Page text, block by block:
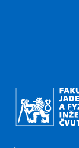
Obrázek